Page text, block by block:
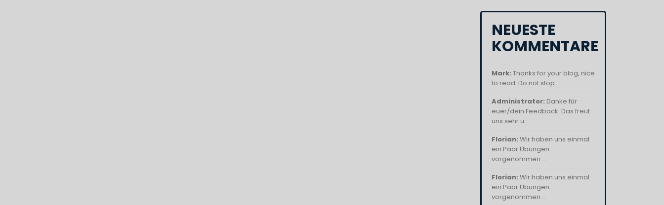
NEUESTE
KOMMENTARE
Mark: Thanks for your blog, nice
to read. Do not stop....
Administrator: Danke für
euer/dein Feedback. Das freut
uns sehr u...
Florian: Wir haben uns einmal
ein Paar Übungen
vorgenommen ...
Florian: Wir haben uns einmal
ein Paar Übungen
vorgenommen ...